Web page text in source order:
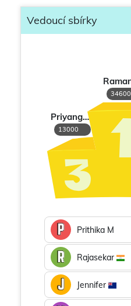
Vedoucí sbírky
34600
Priyanga S
13000
Prithika M
Rajasekar
Jennifer